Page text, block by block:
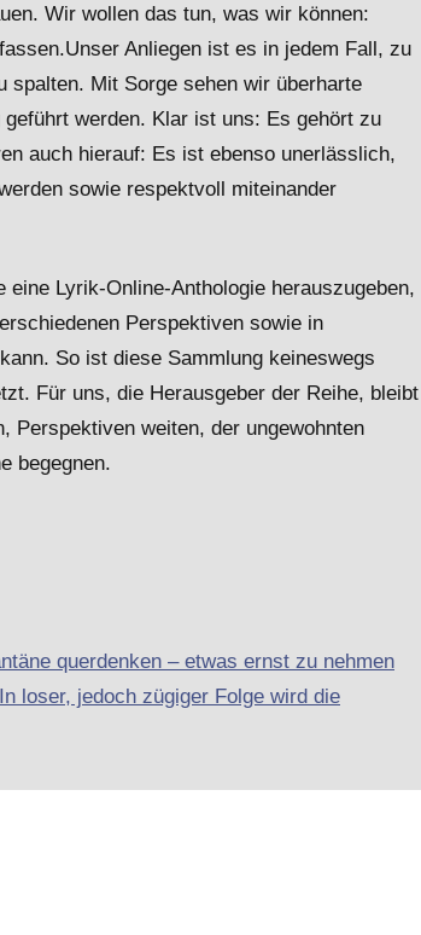
Wir wollen das tun, was wir können:
Anliegen ist es in jedem Fall, zu
spalten. Mit Sorge sehen wir überharte
werden. Klar ist uns: Es gehört zu
auch hierauf: Es ist ebenso unerlässlich,
sowie respektvoll miteinander
Lyrik-Online-Anthologie herauszugeben,
Perspektiven sowie in
So ist diese Sammlung keineswegs
Für uns, die Herausgeber der Reihe, bleibt
Perspektiven weiten, der ungewohnten
begegnen.
querdenken – etwas ernst zu nehmen
loser, jedoch zügiger Folge wird die